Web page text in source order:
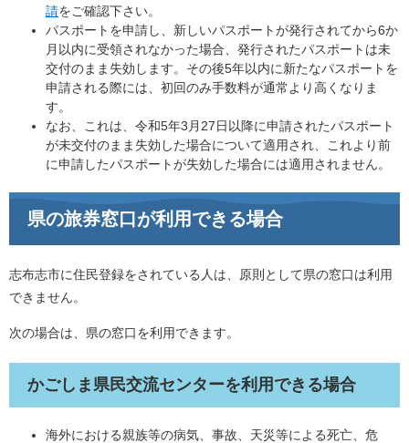
請をご確認下さい。
パスポートを申請し、新しいパスポートが発行されてから6か
月以内に受領されなかった場合、発行されたパスポートは未
交付のまま失効します。その後5年以内に新たなパスポートを
申請される際には、初回のみ手数料が通常より高くなりま
す。
なお、これは、令和5年3月27日以降に申請されたパスポート
が未交付のまま失効した場合について適用され、これより前
に申請したパスポートが失効した場合には適用されません。
県の旅券窓口が利用できる場合
志布志市に住民登録をされている人は、原則として県の窓口は利用
できません。
次の場合は、県の窓口を利用できます。
かごしま県民交流センターを利用できる場合
海外における親族等の病気、事故、天災等による死亡、危